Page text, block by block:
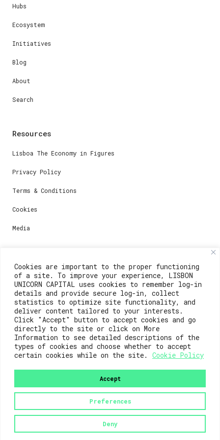
Cookies are important to the proper functioning
of a site. To improve your experience, LISBON
UNICORN CAPITAL uses cookies to remember log-in
details and provide secure log-in, collect
statistics to optimize site functionality, and
deliver content tailored to your interests.
Click "Accept" button to accept cookies and go
directly to the site or click on More
Information to see detailed descriptions of the
types of cookies and choose whether to accept
certain cookies while on the site.
Cookie Policy
Preferences
Deny
Accept
Hubs
Ecosystem
Initiatives
Blog
About
Search
Resources
Lisboa The Economy in Figures
Privacy Policy
Terms & Conditions
Cookies
Media
Contacts
For registration questions or support, email us at:
weare@lisboainnovation.com
For technical issues or additional support, email us
at:
support@lisboainnovation.com
2023© Lisboa Innovation. All rights reserved.